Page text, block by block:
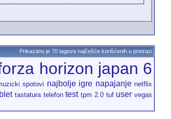
Prikazano je 70 tagova najčešće korišćenih u pretrazi
horizon japan 6
spotovi najbolje igre napajanje netflix
tastatura telefon test tpm 2.0 tuf user vegas